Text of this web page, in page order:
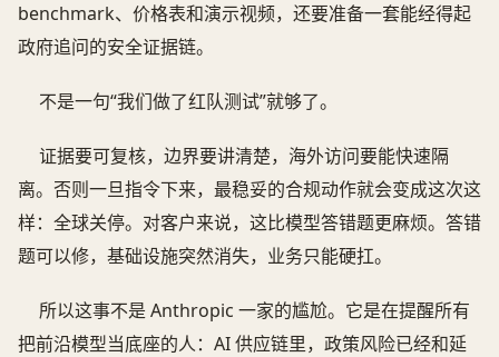
benchmark、价格表和演示视频，还要准备一套能经得起
政府追问的安全证据链。
不是一句“我们做了红队测试”就够了。
证据要可复核，边界要讲清楚，海外访问要能快速隔
离。否则一旦指令下来，最稳妥的合规动作就会变成这次这
样：全球关停。对客户来说，这比模型答错题更麻烦。答错
题可以修，基础设施突然消失，业务只能硬扛。
所以这事不是 Anthropic 一家的尴尬。它是在提醒所有
把前沿模型当底座的人：AI 供应链里，政策风险已经和延